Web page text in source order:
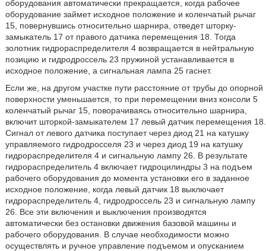
оборудования автоматически прекращается, когда рабочее
оборудование займет исходное положение и коленчатый рычаг
15, повернувшись относительно шарнира, отведет шторку-
замыкатель 17 от правого датчика перемещения 18. Тогда
золотник гидрораспределителя 4 возвращается в нейтральную
позицию и гидродроссель 23 пружиной устанавливается в
исходное положение, а сигнальная лампа 25 гаснет.
Если же, на другом участке пути расстояние от трубы до опорной
поверхности уменьшается, то при перемещении вниз консоли 5
коленчатый рычаг 15, поворачиваясь относительно шарнира,
включит шторкой-замыкателем 17 левый датчик перемещения 18.
Сигнал от левого датчика поступает через диод 21 на катушку
управляемого гидродросселя 23 и через диод 19 на катушку
гидрораспределителя 4 и сигнальную лампу 26. В результате
гидрораспределитель 4 включает гидроцилиндры 3 на подъем
рабочего оборудования до момента установки его в заданное
исходное положение, когда левый датчик 18 выключает
гидрораспределитель 4, гидродроссель 23 и сигнальную лампу
26. Все эти включения и выключения производятся
автоматически без остановки движения базовой машины и
рабочего оборудования. В случае необходимости можно
осуществлять и ручное управление подъемом и опусканием